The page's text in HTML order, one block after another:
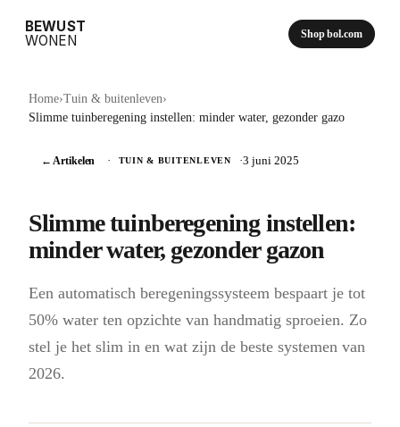
BEWUST
WONEN
Shop bol.com
Home›Tuin & buitenleven›
Slimme tuinberegening instellen: minder water, gezonder gazo
← Artikelen · TUIN & BUITENLEVEN ·3 juni 2025
Slimme tuinberegening instellen:
minder water, gezonder gazon
Een automatisch beregeningssysteem bespaart je tot
50% water ten opzichte van handmatig sproeien. Zo
stel je het slim in en wat zijn de beste systemen van
2026.